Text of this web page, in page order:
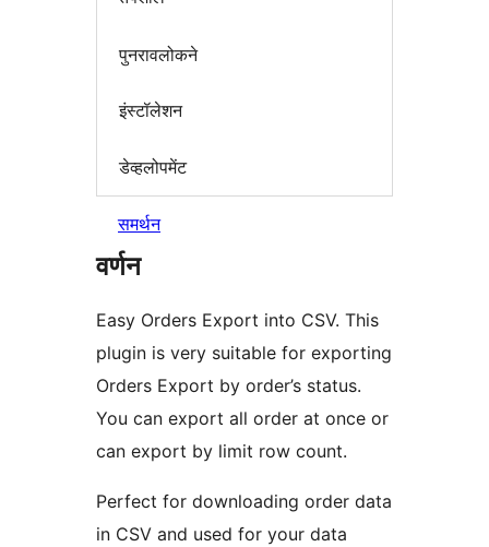
पुनरावलोकने
इंस्टॉलेशन
डेव्हलोपमेंट
समर्थन
वर्णन
Easy Orders Export into CSV. This
plugin is very suitable for exporting
Orders Export by order’s status.
You can export all order at once or
can export by limit row count.
Perfect for downloading order data
in CSV and used for your data